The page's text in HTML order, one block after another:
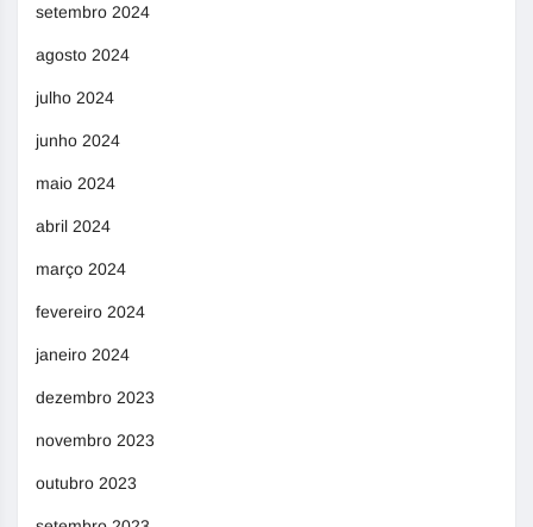
setembro 2024
agosto 2024
julho 2024
junho 2024
maio 2024
abril 2024
março 2024
fevereiro 2024
janeiro 2024
dezembro 2023
novembro 2023
outubro 2023